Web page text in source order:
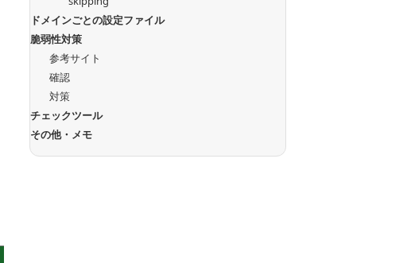
ドメインごとの設定ファイル
脆弱性対策
参考サイト
確認
対策
チェックツール
その他・メモ